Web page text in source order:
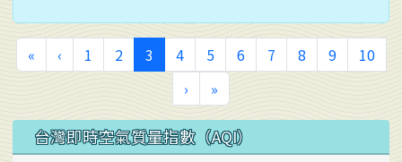
«第一頁
‹上一頁
1 2 3(目前頁次)
4 5 6 7 8 9
10
›下一頁
»最後頁
左邊區域內容
台灣即時空氣質量指數（AQI）